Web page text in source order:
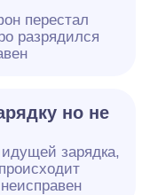
перестал
разрядился
но не
идущей зарядка,